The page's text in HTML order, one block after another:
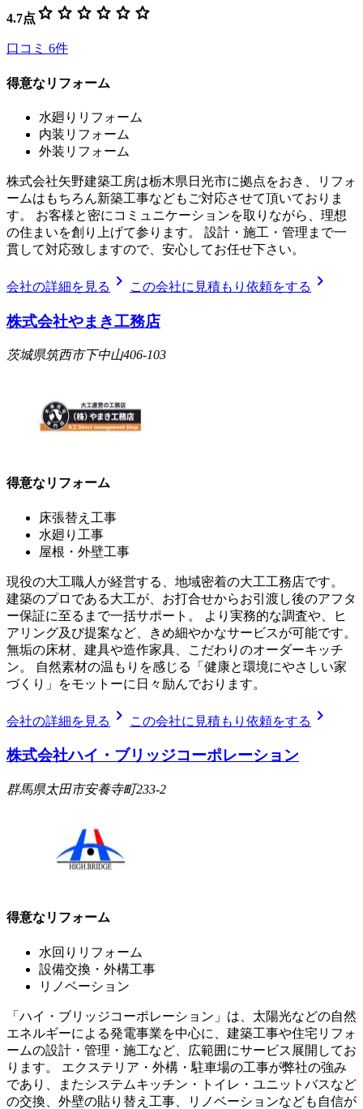
4.7点 star star star star star star
口コミ 6件
得意なリフォーム
水廻りリフォーム
内装リフォーム
外装リフォーム
株式会社矢野建築工房は栃木県日光市に拠点をおき、リフォ
ームはもちろん新築工事などもご対応させて頂いておりま
す。 お客様と密にコミュニケーションを取りながら、理想
の住まいを創り上げて参ります。 設計・施工・管理まで一
貫して対応致しますので、安心してお任せ下さい。
会社の詳細を見る chevron_right この会社に見積もり依頼をする chevron_right
株式会社やまき工務店
茨城県筑西市下中山406-103
得意なリフォーム
床張替え工事
水廻り工事
屋根・外壁工事
現役の大工職人が経営する、地域密着の大工工務店です。
建築のプロである大工が、お打合せからお引渡し後のアフタ
ー保証に至るまで一括サポート。 より実務的な調査や、ヒ
アリング及び提案など、きめ細やかなサービスが可能です。
無垢の床材、建具や造作家具、こだわりのオーダーキッチ
ン。 自然素材の温もりを感じる「健康と環境にやさしい家
づくり」をモットーに日々励んでおります。
会社の詳細を見る chevron_right この会社に見積もり依頼をする chevron_right
株式会社ハイ・ブリッジコーポレーション
群馬県太田市安養寺町233-2
得意なリフォーム
水回りリフォーム
設備交換・外構工事
リノベーション
「ハイ・ブリッジコーポレーション」は、太陽光などの自然
エネルギーによる発電事業を中心に、建築工事や住宅リフォ
ームの設計・管理・施工など、広範囲にサービス展開してお
ります。 エクステリア・外構・駐車場の工事が弊社の強み
であり、またシステムキッチン・トイレ・ユニットバスなど
の交換、外壁の貼り替え工事、リノベーションなども自信が